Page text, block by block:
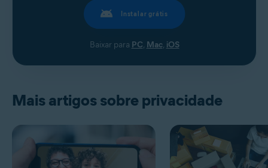
Instalar grátis
Baixar para PC, Mac, iOS
Mais artigos sobre privacidade